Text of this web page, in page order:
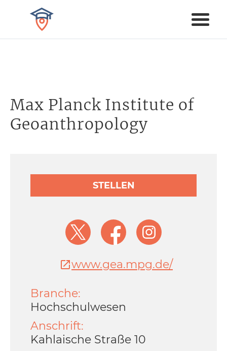
Max Planck Institute of
Geoanthropology
STELLEN
www.gea.mpg.de/
Branche:
Hochschulwesen
Anschrift:
Kahlaische Straße 10